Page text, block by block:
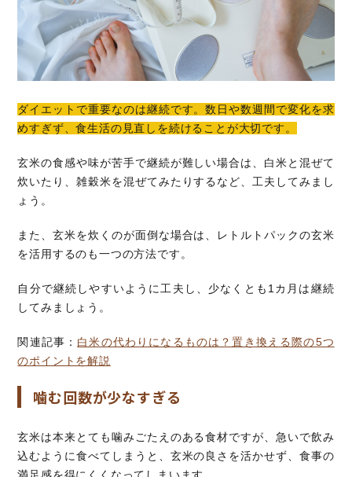
ダイエットで重要なのは継続です。数日や数週間で変化を求
めすぎず、食生活の見直しを続けることが大切です。
玄米の食感や味が苦手で継続が難しい場合は、白米と混ぜて
炊いたり、雑穀米を混ぜてみたりするなど、工夫してみまし
ょう。
また、玄米を炊くのが面倒な場合は、レトルトパックの玄米
を活用するのも一つの方法です。
自分で継続しやすいように工夫し、少なくとも1カ月は継続
してみましょう。
関連記事： 白米の代わりになるものは？置き換える際の5つ
のポイントを解説
噛む回数が少なすぎる
玄米は本来とても噛みごたえのある食材ですが、急いで飲み
込むように食べてしまうと、玄米の良さを活かせず、食事の